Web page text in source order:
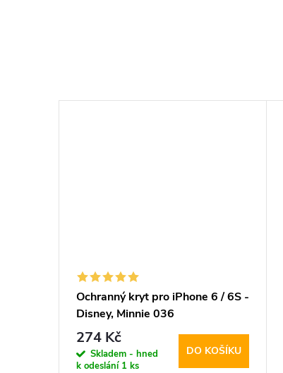
Ochranný kryt pro iPhone 6 / 6S -
Disney, Minnie 036
274 Kč
Skladem - hned
k odeslání 1 ks
DO KOŠÍKU